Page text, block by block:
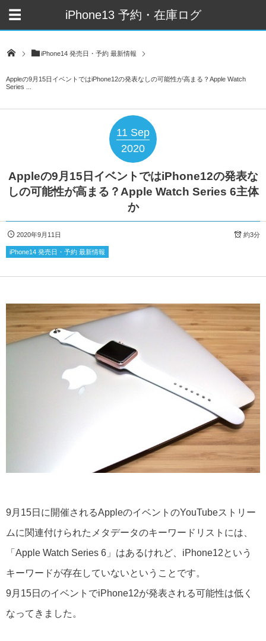
iPhone13 予約・在庫ログ
iPhone14 発売日・予約 最新情報
Appleの9月15日イベントではiPhone12の発表なしの可能性が高まる？Apple Watch
Series ...
11 Sep
2020
Appleの9月15日イベントではiPhone12の発表な
しの可能性が高まる？Apple Watch Series 6主体
か
2020年9月11日 約3分
iPhone14 発売日・予約 最新情報
9月15日に開催されるAppleのイベントのYouTubeストリー
ムに関連付けられたメタデータのキーワードリストには、
「Apple Watch Series 6」はあるけれど、iPhone12という
キーワードが存在していないということです。
9月15日のイベントでiPhone12が発表される可能性は低く
なってきました。